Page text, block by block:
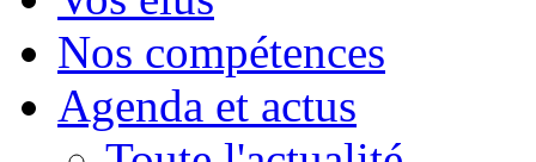
Nos compétences
Agenda et actus